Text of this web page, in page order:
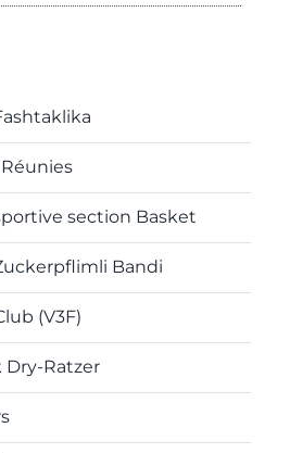
section Basket
Bandi
(V3F)
Ratzer